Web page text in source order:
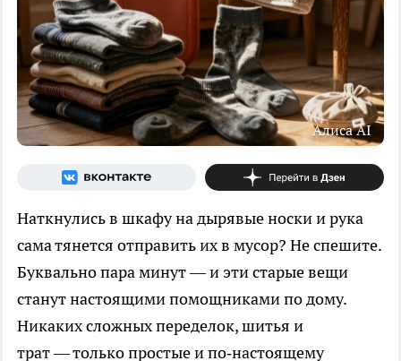
Алиса AI
Наткнулись в шкафу на дырявые носки и рука
сама тянется отправить их в мусор? Не спешите.
Буквально пара минут — и эти старые вещи
станут настоящими помощниками по дому.
Никаких сложных переделок, шитья и
трат — только простые и по‑настоящему